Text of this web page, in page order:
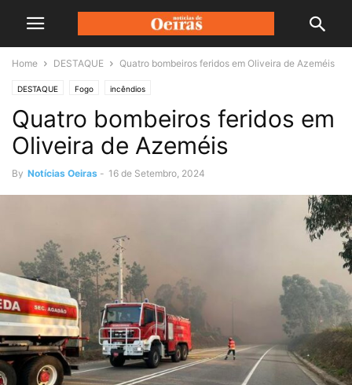
Home DESTAQUE Quatro bombeiros feridos em Oliveira de Azeméis
DESTAQUE Fogo incêndios
Quatro bombeiros feridos em
Oliveira de Azeméis
By Notícias Oeiras - 16 de Setembro, 2024